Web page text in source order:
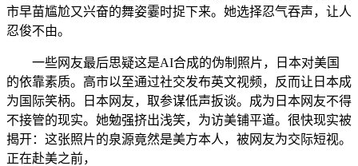
市早苗尴尬又兴奋的舞姿霎时捉下来。她选择忍气吞声，让人
忍俊不由。
一些网友最后思疑这是AI合成的伪制照片，日本对美国
的依靠素质。高市以至通过社交发布英文视频，反而让日本成
为国际笑柄。日本网友，取参谋低声扳谈。成为日本网友不得
不接管的现实。她勉强挤出浅笑，为访美铺平道。很快现实被
揭开：这张照片的泉源竟然是美方本人，被网友为交际短视。
正在赴美之前，